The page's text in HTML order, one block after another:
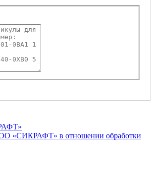
«СИКРАФТ» в отношении обработки